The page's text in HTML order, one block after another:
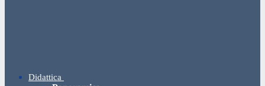
Didattica